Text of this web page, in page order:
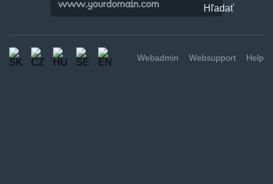
Webadmin Websupport Help